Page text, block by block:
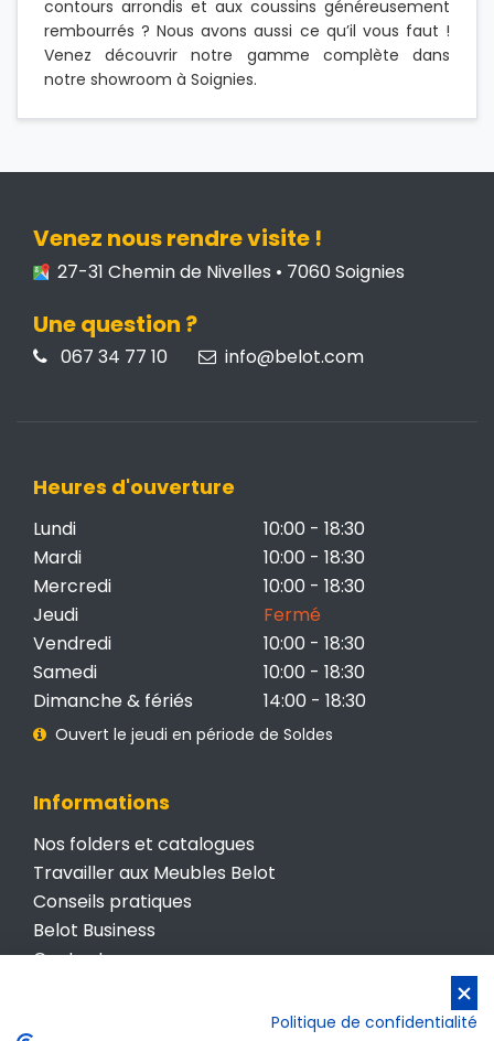
contours arrondis et aux coussins généreusement
rembourrés ? Nous avons aussi ce qu’il vous faut !
Venez découvrir notre gamme complète dans
notre showroom à Soignies.
Venez nous rendre visite !
27-31 Chemin de Nivelles • 7060 Soignies
Une question ?
067 34 77 10 info@belot.com
Heures d'ouverture
Lundi
10:00 - 18:30
Mardi
10:00 - 18:30
Mercredi
10:00 - 18:30
Jeudi
Fermé
Vendredi
10:00 - 18:30
Samedi
10:00 - 18:30
Dimanche & fériés
14:00 - 18:30
Ouvert le jeudi en période de Soldes
Informations
Nos folders et catalogues
Travailler aux Meubles Belot
Conseils pratiques
Belot Business
Contactez-nous
Politique de confidentialité